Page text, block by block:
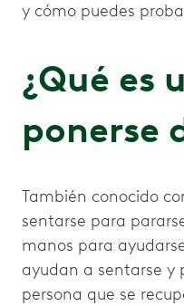
y cómo puedes
¿Qué es
ponerse
También conocido
sentarse para
manos para
ayudan a sentarse y
persona que se